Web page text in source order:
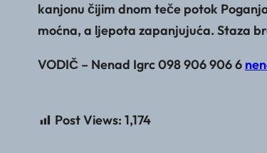
kanjonu čijim dnom teče potok
moćna, a ljepota zapanjujuća. Staza
VODIČ – Nenad Igrc 098 906 906 6
Post Views: 1,174